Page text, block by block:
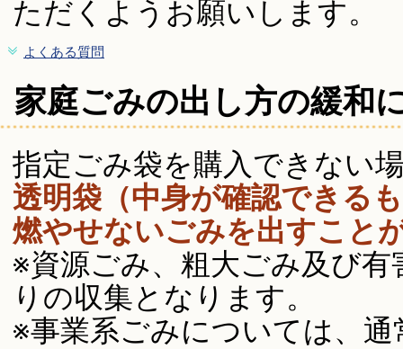
ただくようお願いします。
よくある質問
家庭ごみの出し方の緩和
指定ごみ袋を購入できない
透明袋（中身が確認できる
燃やせないごみを出すこと
※資源ごみ、粗大ごみ及び
りの収集となります。
※事業系ごみについては、